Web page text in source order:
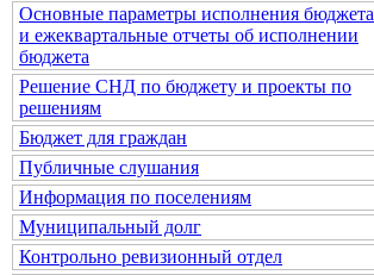
Основные параметры исполнения бюджета
и ежеквартальные отчеты об исполнении
бюджета
Решение СНД по бюджету и проекты по
решениям
Бюджет для граждан
Публичные слушания
Информация по поселениям
Муниципальный долг
Контрольно ревизионный отдел